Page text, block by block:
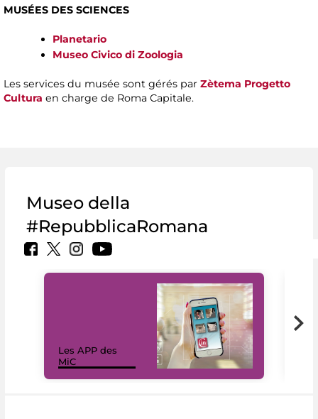
MUSÉES DES SCIENCES
Planetario
Museo Civico di Zoologia
Les services du musée sont gérés par Zètema Progetto
Cultura en charge de Roma Capitale.
Museo della
#RepubblicaRomana
Les APP des
MiC